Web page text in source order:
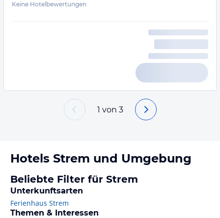
Keine Hotelbewertungen
1 von 3
Hotels Strem und Umgebung
Beliebte Filter für Strem
Unterkunftsarten
Ferienhaus Strem
Themen & Interessen